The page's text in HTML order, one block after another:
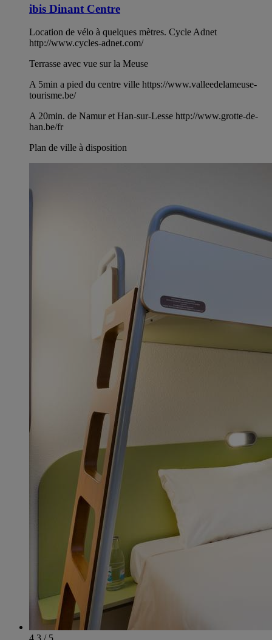
ibis Dinant Centre
Location de vélo à quelques mètres. Cycle Adnet
http://www.cycles-adnet.com/
Terrasse avec vue sur la Meuse
A 5min a pied du centre ville https://www.valleedelameuse-
tourisme.be/
A 20min. de Namur et Han-sur-Lesse http://www.grotte-de-
han.be/fr
Plan de ville à disposition